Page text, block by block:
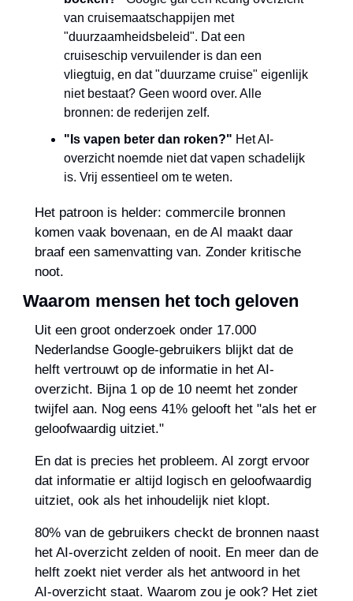
van cruisemaatschappijen met
"duurzaamheidsbeleid". Dat een
cruiseschip vervuilender is dan een
vliegtuig, en dat "duurzame cruise" eigenlijk
niet bestaat? Geen woord over. Alle
bronnen: de rederijen zelf.
"Is vapen beter dan roken?" Het AI-
overzicht noemde niet dat vapen schadelijk
is. Vrij essentieel om te weten.
Het patroon is helder: commercile bronnen
komen vaak bovenaan, en de AI maakt daar
braaf een samenvatting van. Zonder kritische
noot.
Waarom mensen het toch geloven
Uit een groot onderzoek onder 17.000
Nederlandse Google-gebruikers blijkt dat de
helft vertrouwt op de informatie in het AI-
overzicht. Bijna 1 op de 10 neemt het zonder
twijfel aan. Nog eens 41% gelooft het "als het er
geloofwaardig uitziet."
En dat is precies het probleem. AI zorgt ervoor
dat informatie er altijd logisch en geloofwaardig
uitziet, ook als het inhoudelijk niet klopt.
80% van de gebruikers checkt de bronnen naast
het AI-overzicht zelden of nooit. En meer dan de
helft zoekt niet verder als het antwoord in het
AI-overzicht staat. Waarom zou je ook? Het ziet